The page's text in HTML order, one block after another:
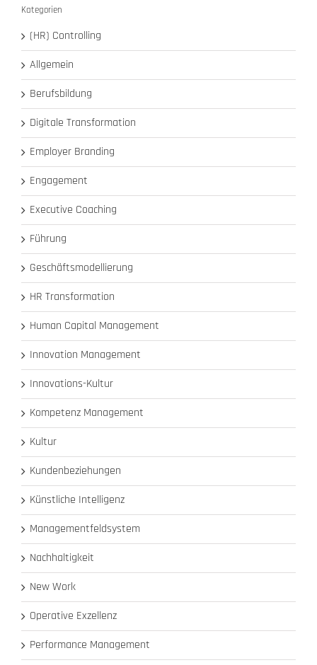
Kategorien
(HR) Controlling
Allgemein
Berufsbildung
Digitale Transformation
Employer Branding
Engagement
Executive Coaching
Führung
Geschäftsmodellierung
HR Transformation
Human Capital Management
Innovation Management
Innovations-Kultur
Kompetenz Management
Kultur
Kundenbeziehungen
Künstliche Intelligenz
Managementfeldsystem
Nachhaltigkeit
New Work
Operative Exzellenz
Performance Management